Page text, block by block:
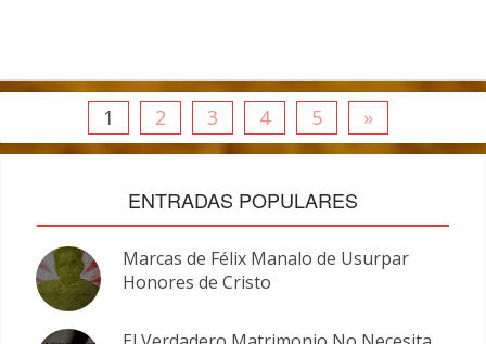
1 2 3 4 5 »
ENTRADAS POPULARES
Marcas de Félix Manalo de Usurpar
Honores de Cristo